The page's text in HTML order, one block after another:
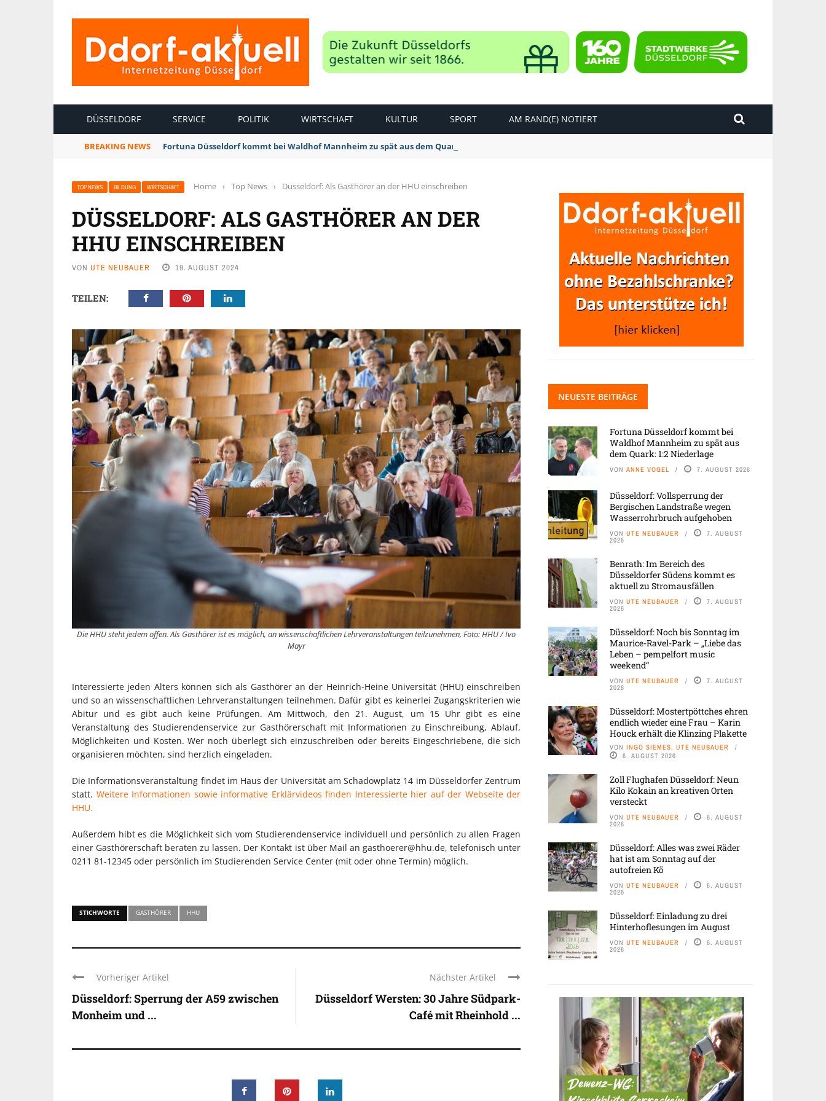
DÜSSELDORF SERVICE POLITIK WIRTSCHAFT KULTUR SPORT AM RAND(E) NOTIERT
BREAKING NEWS Fortuna Düsseldorf kommt bei Waldhof Mannheim zu spät aus dem Quark: 1:2 Niederlage
TOP NEWS BILDUNG WIRTSCHAFT Home › Top News › Düsseldorf: Als Gasthörer an der HHU einschreiben
DÜSSELDORF: ALS GASTHÖRER AN DER
HHU EINSCHREIBEN
VON UTE NEUBAUER 19. AUGUST 2024
TEILEN:
Die HHU steht jedem offen. Als Gasthörer ist es möglich, an wissenschaftlichen Lehrveranstaltungen teilzunehmen, Foto: HHU / Ivo
Mayr
Interessierte jeden Alters können sich als Gasthörer an der Heinrich-Heine Universität (HHU) einschreiben
und so an wissenschaftlichen Lehrveranstaltungen teilnehmen. Dafür gibt es keinerlei Zugangskriterien wie
Abitur und es gibt auch keine Prüfungen. Am Mittwoch, den 21. August, um 15 Uhr gibt es eine
Veranstaltung des Studierendenservice zur Gasthörerschaft mit Informationen zu Einschreibung, Ablauf,
Möglichkeiten und Kosten. Wer noch überlegt sich einzuschreiben oder bereits Eingeschriebene, die sich
organisieren möchten, sind herzlich eingeladen.
Die Informationsveranstaltung findet im Haus der Universität am Schadowplatz 14 im Düsseldorfer Zentrum
statt. Weitere Informationen sowie informative Erklärvideos finden Interessierte hier auf der Webseite der
HHU.
Außerdem hibt es die Möglichkeit sich vom Studierendenservice individuell und persönlich zu allen Fragen
einer Gasthörerschaft beraten zu lassen. Der Kontakt ist über Mail an gasthoerer@hhu.de, telefonisch unter
0211 81-12345 oder persönlich im Studierenden Service Center (mit oder ohne Termin) möglich.
STICHWORTE GASTHÖRER HHU
Vorheriger Artikel
Düsseldorf: Sperrung der A59 zwischen
Monheim und ...
Nächster Artikel
Düsseldorf Wersten: 30 Jahre Südpark-
Café mit Rheinhold ...
NEUESTE BEITRÄGE
Fortuna Düsseldorf kommt bei
Waldhof Mannheim zu spät aus
dem Quark: 1:2 Niederlage
VON ANNE VOGEL 7. AUGUST 2026
Düsseldorf: Vollsperrung der
Bergischen Landstraße wegen
Wasserrohrbruch aufgehoben
VON UTE NEUBAUER 7. AUGUST
2026
Benrath: Im Bereich des
Düsseldorfer Südens kommt es
aktuell zu Stromausfällen
VON UTE NEUBAUER 7. AUGUST
2026
Düsseldorf: Noch bis Sonntag im
Maurice-Ravel-Park – „Liebe das
Leben – pempelfort music
weekend“
VON UTE NEUBAUER 7. AUGUST
2026
Düsseldorf: Mostertpöttches ehren
endlich wieder eine Frau – Karin
Houck erhält die Klinzing Plakette
VON INGO SIEMES, UTE NEUBAUER
6. AUGUST 2026
Zoll Flughafen Düsseldorf: Neun
Kilo Kokain an kreativen Orten
versteckt
VON UTE NEUBAUER 6. AUGUST
2026
Düsseldorf: Alles was zwei Räder
hat ist am Sonntag auf der
autofreien Kö
VON UTE NEUBAUER 6. AUGUST
2026
Düsseldorf: Einladung zu drei
Hinterhoflesungen im August
VON UTE NEUBAUER 6. AUGUST
2026